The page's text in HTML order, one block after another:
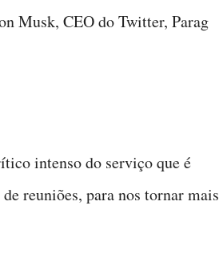
Musk, CEO do Twitter, Parag
intenso do serviço que é
reuniões, para nos tornar mais